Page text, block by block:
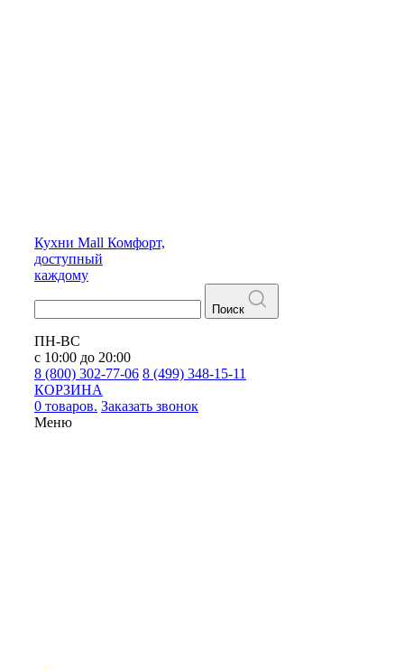
Кухни Mall Комфорт,
доступный
каждому
Поиск
ПН-ВС
с 10:00 до 20:00
8 (800) 302-77-06 8 (499) 348-15-11
КОРЗИНА
0 товаров. Заказать звонок
Меню